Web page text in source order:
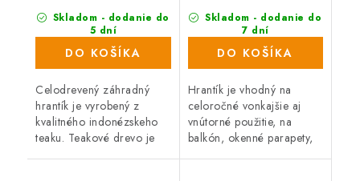
Skladom - dodanie do
5 dní
(10 ks)
DO KOŠÍKA
Celodrevený záhradný
hrantík je vyrobený z
kvalitného indonézskeho
teaku. Teakové drevo je
Skladom - dodanie do
7 dní
(152 ks)
DO KOŠÍKA
Hrantík je vhodný na
celoročné vonkajšie aj
vnútorné použitie, na
balkón, okenné parapety,